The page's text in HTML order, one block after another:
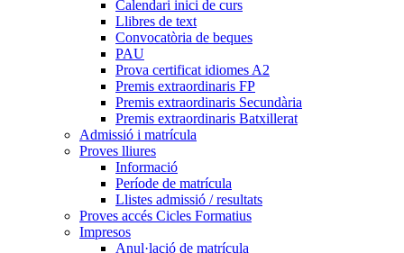
Calendari inici de curs
Llibres de text
Convocatòria de beques
PAU
Prova certificat idiomes A2
Premis extraordinaris FP
Premis extraordinaris Secundària
Premis extraordinaris Batxillerat
Admissió i matrícula
Proves lliures
Informació
Període de matrícula
Llistes admissió / resultats
Proves accés Cicles Formatius
Impresos
Anul·lació de matrícula